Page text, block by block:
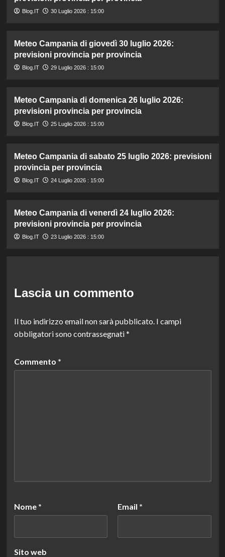
Blog.IT 30 Luglio 2026 : 15:00
Meteo Campania di giovedì 30 luglio 2026:
previsioni provincia per provincia
Blog.IT 29 Luglio 2026 : 15:00
Meteo Campania di domenica 26 luglio 2026:
previsioni provincia per provincia
Blog.IT 25 Luglio 2026 : 15:00
Meteo Campania di sabato 25 luglio 2026: previsioni
provincia per provincia
Blog.IT 24 Luglio 2026 : 15:00
Meteo Campania di venerdì 24 luglio 2026:
previsioni provincia per provincia
Blog.IT 23 Luglio 2026 : 15:00
Lascia un commento
Il tuo indirizzo email non sarà pubblicato. I campi
obbligatori sono contrassegnati*
Commento *
Nome * Email *
Sito web